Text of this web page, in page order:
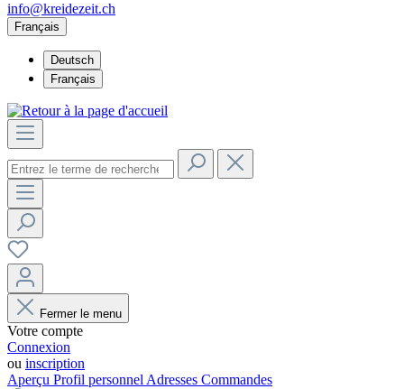
info@kreidezeit.ch
Français
Deutsch
Français
Fermer le menu
Votre compte
Connexion
ou inscription
Aperçu Profil personnel Adresses Commandes